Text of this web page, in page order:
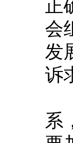
会
发
诉
系